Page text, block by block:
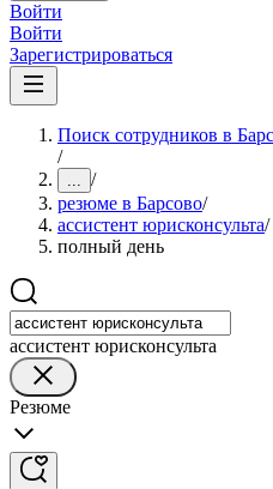
Войти
Войти
Зарегистрироваться
Поиск сотрудников в
/
... /
резюме в Барсово/
ассистент юрисконсульта/
полный день
ассистент юрисконсульта
Резюме